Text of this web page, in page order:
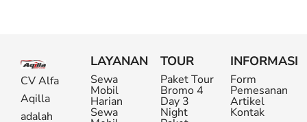
CV Alfa
Aqilla
adalah
LAYANAN
Sewa
Mobil
Harian
Sewa
TOUR
Paket Tour
Bromo 4
Day 3
Night
INFORMASI
Form
Pemesanan
Artikel
Kontak